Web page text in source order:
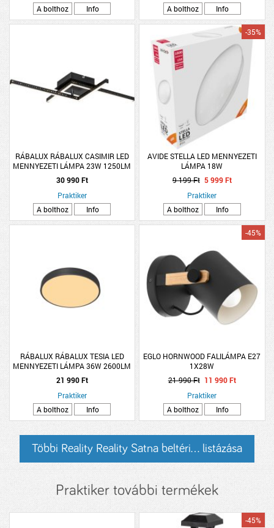
A bolthoz
Info
A bolthoz
Info
RÁBALUX RÁBALUX CASIMIR LED
MENNYEZETI LÁMPA 23W 1250LM
4000K IP20 62,5X38,5CM M.FEK
30 990 Ft
Praktiker
A bolthoz
Info
AVIDE STELLA LED MENNYEZETI
LÁMPA 18W
-35%
9 199 Ft 5 999 Ft
Praktiker
A bolthoz
Info
RÁBALUX RÁBALUX TESIA LED
MENNYEZETI LÁMPA 36W 2600LM
3000K IP20 40CM MATT FEKETE
21 990 Ft
Praktiker
A bolthoz
Info
EGLO HORNWOOD FALILÁMPA E27
1X28W
-45%
21 990 Ft 11 990 Ft
Praktiker
A bolthoz
Info
Többi Reality Reality Satna beltéri... listázása
Praktiker további termékek
-45%